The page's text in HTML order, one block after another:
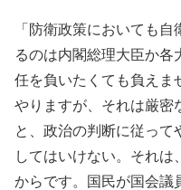
「防衛政策においても
るのは内閣総理大臣か各
任を負いたくても負えま
やりますが、それは厳密
と、政治の判断に従って
してはいけない。それ
からです。国民が国会議